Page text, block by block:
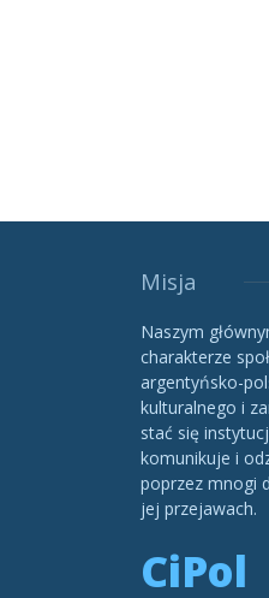
Misja
Naszym
charakterze
argentyńsko-
kulturalnego i
stać się
komunikuje i
poprzez mnogi
jej przejawach.
CiPol